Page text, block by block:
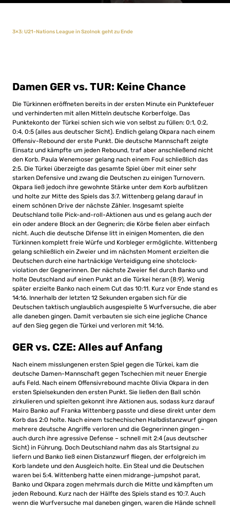
3×3: U21-Nations League in Szolnok geht zu Ende
Damen GER vs. TUR: Keine Chance
Die Türkinnen eröffneten bereits in der ersten Minute ein Punktefeuer
und verhinderten mit allen Mitteln deutsche Korberfolge. Das
Punktekonto der Türkei schien sich wie von selbst zu füllen: 0:1, 0:2,
0:4, 0:5 (alles aus deutscher Sicht). Endlich gelang Okpara nach einem
Offensiv-Rebound der erste Punkt. Die deutsche Mannschaft zeigte
Einsatz und kämpfte um jeden Rebound, traf aber anschließend nicht
den Korb. Paula Wenemoser gelang nach einem Foul schließlich das
2:5. Die Türkei überzeigte das gesamte Spiel über mit einer sehr
starken Defensive und zwang die Deutschen zu einigen Turnovern.
Okpara ließ jedoch ihre gewohnte Stärke unter dem Korb aufblitzen
und holte zur Mitte des Spiels das 3:7. Wittenberg gelang darauf in
einem schönen Drive der nächste Zähler. Insgesamt spielte
Deutschland tolle Pick-and-roll-Aktionen aus und es gelang auch der
ein oder andere Block an der Gegnerin; die Körbe fielen aber einfach
nicht. Auch die deutsche Difense litt in einigen Momenten, die den
Türkinnen komplett freie Würfe und Korbleger ermöglichte. Wittenberg
gelang schließlich ein Zweier und im nächsten Moment erzielten die
Deutschen durch eine hartnäckige Verteidigung eine shotclock-
violation der Gegnerinnen. Der nächste Zweier fiel durch Banko und
holte Deutschland auf einen Punkt an die Türkei heran (8:9). Wenig
später erzielte Banko nach einem Cut das 10:11. Kurz vor Ende stand es
14:16. Innerhalb der letzten 12 Sekunden ergaben sich für die
Deutschen taktisch unglaublich ausgespielte 5 Wurfversuche, die aber
alle daneben gingen. Damit verbauten sie sich eine jegliche Chance
auf den Sieg gegen die Türkei und verloren mit 14:16.
GER vs. CZE: Alles auf Anfang
Nach einem misslungenen ersten Spiel gegen die Türkei, kam die
deutsche Damen-Mannschaft gegen Tschechien mit neuer Energie
aufs Feld. Nach einem Offensivrebound machte Olivia Okpara in den
ersten Spielsekunden den ersten Punkt. Sie ließen den Ball schön
zirkulieren und spielten gekonnt ihre Aktionen aus, sodass kurz darauf
Mairo Banko auf Franka Wittenberg passte und diese direkt unter dem
Korb das 2:0 holte. Nach einem tschechischen Halbdistanzwurf gingen
mehrere deutsche Angriffe verloren und die Gegnerinnen gingen –
auch durch ihre agressive Defense – schnell mit 2:4 (aus deutscher
Sicht) in Führung. Doch Deutschland nahm das als Startsignal zu
liefern und Banko ließ einen Distanzwurf fliegen, der erfolgreich im
Korb landete und den Ausgleich holte. Ein Steal und die Deutschen
waren bei 5:4. Wittenberg hatte einen midrange-jumpshot parat,
Banko und Okpara zogen mehrmals durch die Mitte und kämpften um
jeden Rebound. Kurz nach der Hälfte des Spiels stand es 10:7. Auch
wenn die Wurfversuche mal daneben gingen, waren die Hände schnell